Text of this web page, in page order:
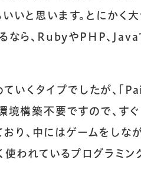
いと思います。とにかく
なら、RubyやPHP、Java
くタイプでしたが、「
境構築不要ですので、すぐ
り、中にはゲームをしな
使われているプログラミ